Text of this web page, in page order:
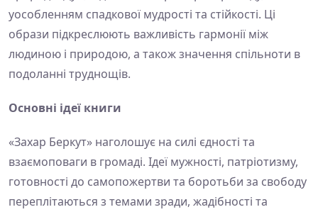
уособленням спадкової мудрості та стійкості. Ці
образи підкреслюють важливість гармонії між
людиною і природою, а також значення спільноти в
подоланні труднощів.
Основні ідеї книги
«Захар Беркут» наголошує на силі єдності та
взаємоповаги в громаді. Ідеї мужності, патріотизму,
готовності до самопожертви та боротьби за свободу
переплітаються з темами зради, жадібності та